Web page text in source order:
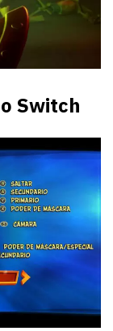
Switch